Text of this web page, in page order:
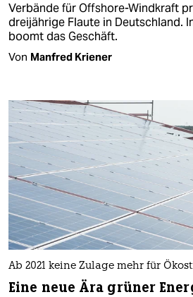
Verbände für Offshore-Windkraft
dreijährige Flaute in Deutschland.
boomt das Geschäft.
Von Manfred Kriener
Ab 2021 keine Zulage mehr für
Eine neue Ära grüner